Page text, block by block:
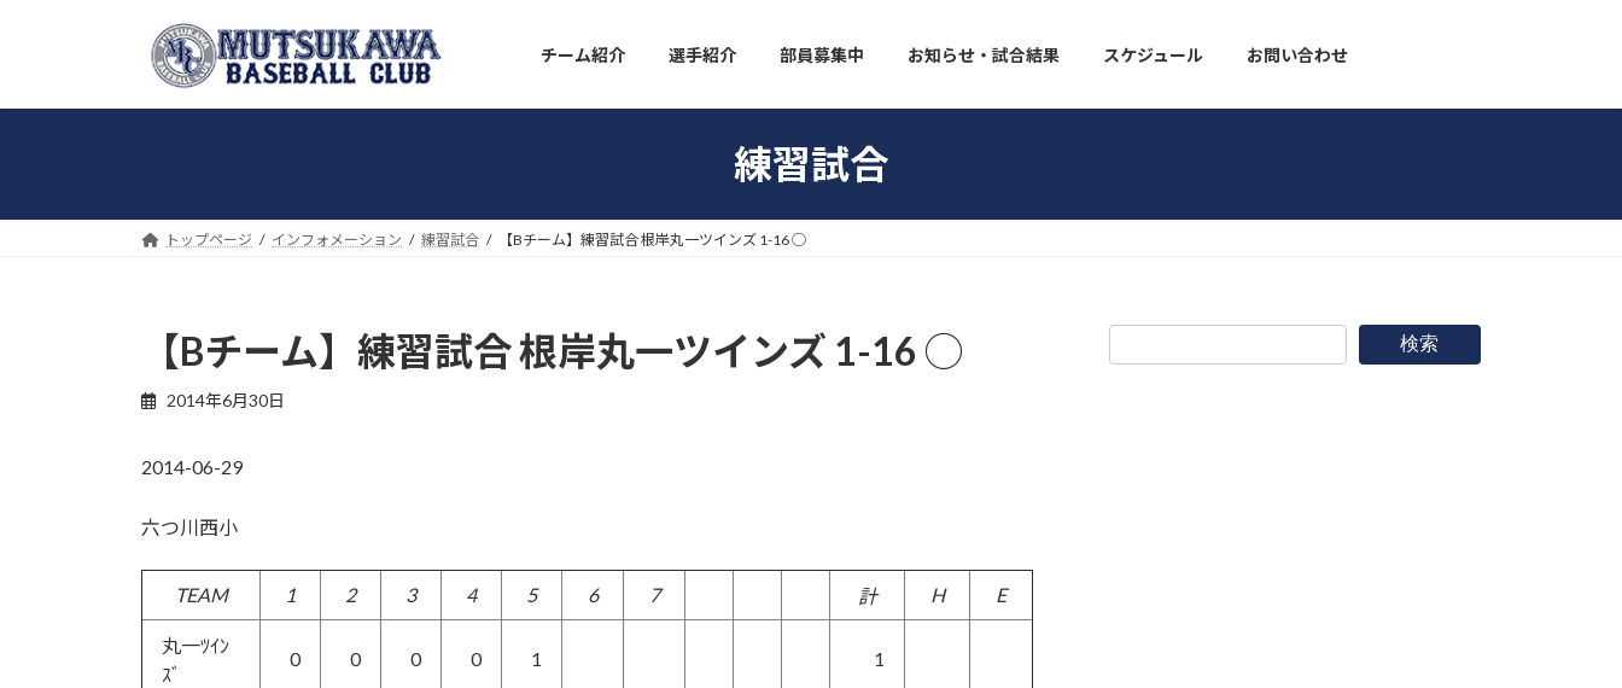
キ
に
チーム紹介 選手紹介 部員募集中 お知らせ・試合結果 スケジュール お問い合わせ
練習試合
トップページ インフォメーション 練習試合 【Bチーム】練習試合 根岸丸一ツインズ 1-16 ◯
【Bチーム】練習試合 根岸丸一ツインズ 1-16 ◯
2014年6月30日
2014-06-29
六つ川西小
TEAM 1 2 3 4 5 6 7 計 H E
丸一ﾂｲﾝ
ｽﾞ
0 0 0 0 1 1
検索